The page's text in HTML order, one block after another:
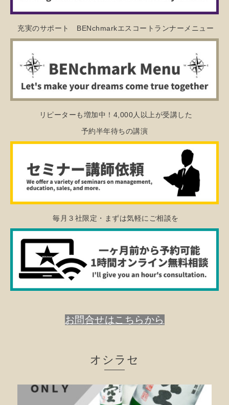
充実のサポート BENchmarkエスコートランナーメニュー
リピーターも増加中！4,000人以上が受講した
予約半年待ちの講演
毎月３社限定・まずは気軽にご相談を
お問合せはこちらから
オシラセ